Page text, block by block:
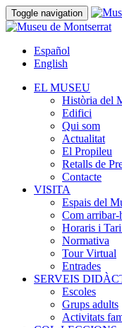
Toggle navigation
Español
English
EL MUSEU
Història del
Edifici
Qui som
Actualitat
El Propileu
Retalls de
Contacte
VISITA
Espais del
Com arribar-
Horaris i
Normativa
Tour Virtual
Entrades
SERVEIS
Escoles
Grups adults
Activitats